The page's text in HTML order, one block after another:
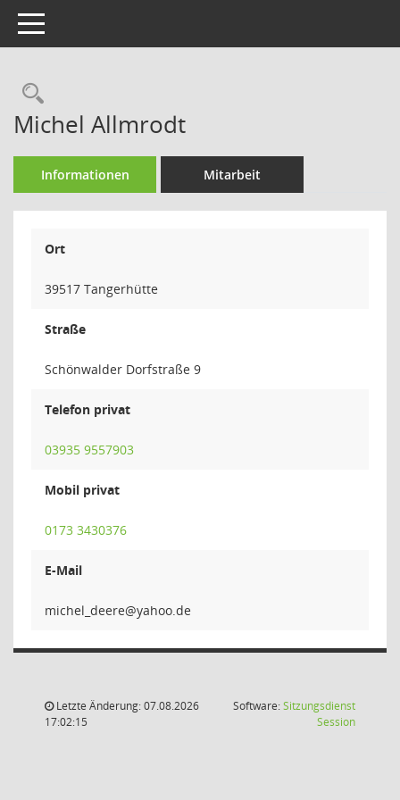
Toggle navigation
Rechercheauswahl
Michel Allmrodt
Informationen Mitarbeit
Ort
39517 Tangerhütte
Straße
Schönwalder Dorfstraße 9
Telefon privat
03935 9557903
Mobil privat
0173 3430376
E-Mail
ereed_
Letzte Änderung: 07.08.2026
17:02:15
Software:Sitzungsdienst
Session(Wird in